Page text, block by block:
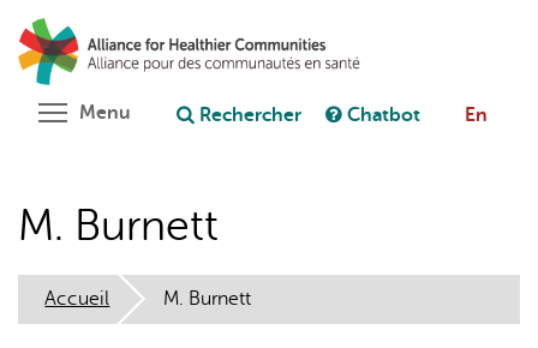
Aller
au
contenu
principal
Poser une question au chatbot
Menu Toggle menu visibility
Rechercher Chatbot En
M. Burnett
Accueil M. Burnett